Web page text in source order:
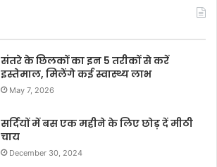
संतरे के छिलकों का इन 5 तरीकों से करें
इस्तेमाल, मिलेंगे कई स्वास्थ्य लाभ
May 7, 2026
सर्दियों में बस एक महीने के लिए छोड़ दें मीठी
चाय
December 30, 2024